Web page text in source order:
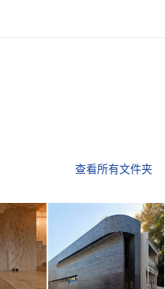
查看所有文件夹